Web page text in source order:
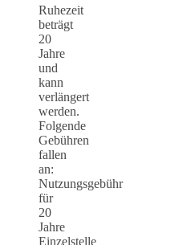
Ruhezeit
beträgt
20
Jahre
und
kann
verlängert
werden.
Folgende
Gebühren
fallen
an:
Nutzungsgebühr
für
20
Jahre
Einzelstelle